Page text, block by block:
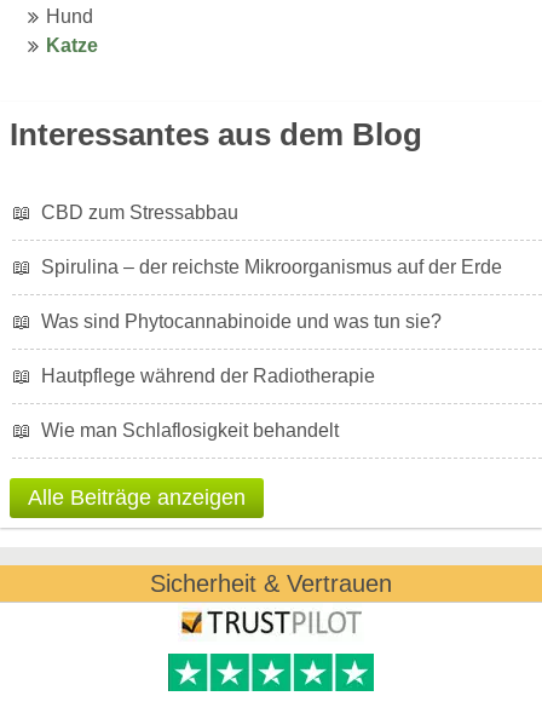
Hund
KatzeWurmkur für Katze
Interessantes aus dem Blog
📖 CBD zum Stressabbau
📖 Spirulina – der reichste Mikroorganismus auf der Erde
📖 Was sind Phytocannabinoide und was tun sie?
📖 Hautpflege während der Radiotherapie
📖 Wie man Schlaflosigkeit behandelt
Alle Beiträge anzeigen
Sicherheit & Vertrauen